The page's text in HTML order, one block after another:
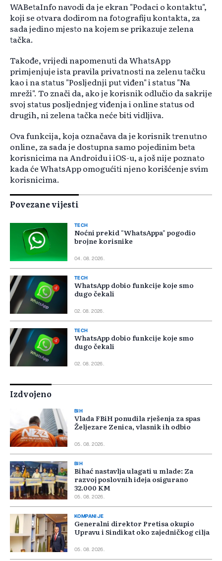
WABetaInfo navodi da je ekran "Podaci o kontaktu",
koji se otvara dodirom na fotografiju kontakta, za
sada jedino mjesto na kojem se prikazuje zelena
tačka.
Takođe, vrijedi napomenuti da WhatsApp
primjenjuje ista pravila privatnosti na zelenu tačku
kao i na status "Posljednji put viđen" i status "Na
mreži". To znači da, ako je korisnik odlučio da sakrije
svoj status posljednjeg viđenja i online status od
drugih, ni zelena tačka neće biti vidljiva.
Ova funkcija, koja označava da je korisnik trenutno
online, za sada je dostupna samo pojedinim beta
korisnicima na Androidu i iOS-u, a još nije poznato
kada će WhatsApp omogućiti njeno korišćenje svim
korisnicima.
Povezane vijesti
TECH
Noćni prekid "WhatsAppa" pogodio
brojne korisnike
04. 08. 2026.
TECH
WhatsApp dobio funkcije koje smo
dugo čekali
02. 08. 2026.
TECH
WhatsApp dobio funkcije koje smo
dugo čekali
02. 08. 2026.
Izdvojeno
BIH
Vlada FBiH ponudila rješenja za spas
Željezare Zenica, vlasnik ih odbio
05. 08. 2026.
BIH
Bihać nastavlja ulagati u mlade: Za
razvoj poslovnih ideja osigurano
32.000 KM
05. 08. 2026.
KOMPANIJE
Generalni direktor Pretisa okupio
Upravu i Sindikat oko zajedničkog cilja
05. 08. 2026.